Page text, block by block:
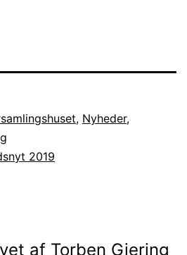
, Nyheder,
2019
af Torben Gjering